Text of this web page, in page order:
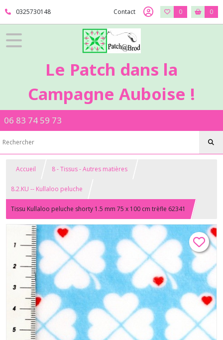
0325730148 Contact 0 0
Le Patch dans la
Campagne Auboise !
06 83 74 59 73
Accueil 8 - Tissus - Autres matières
8.2.KU -- Kullaloo peluche
Tissu Kullaloo peluche shorty 1.5 mm 75 x 100 cm trèfle 62341